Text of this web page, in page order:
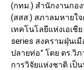
(กทม.) สำนักงานกอ
(สสส.) สภาลมหายใ
เทคโนโลยีแห่งเอเชี
series สงครามฝุ่นเ
ปลายท่อ” โดย ดร.วิ
การวิจัยแห่งชาติ เป็